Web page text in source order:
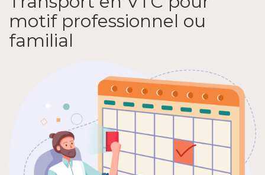
motif professionnel ou
familial